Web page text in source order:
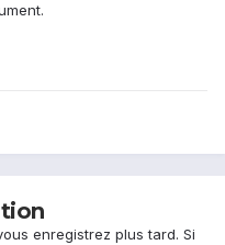
enregistrez plus tard. Si